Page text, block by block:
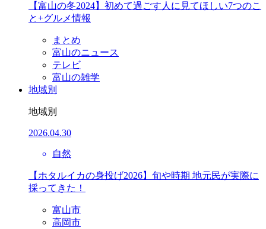
【富山の冬2024】初めて過ごす人に見てほしい7つのこ
と+グルメ情報
まとめ
富山のニュース
テレビ
富山の雑学
地域別
地域別
2026.04.30
自然
【ホタルイカの身投げ2026】旬や時期 地元民が実際に
採ってきた！
富山市
高岡市